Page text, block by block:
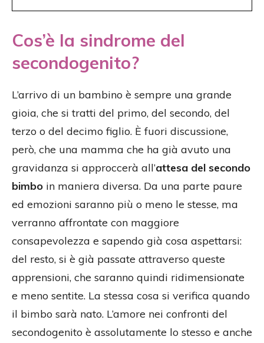
Cos’è la sindrome del
secondogenito?
L’arrivo di un bambino è sempre una grande
gioia, che si tratti del primo, del secondo, del
terzo o del decimo figlio. È fuori discussione,
però, che una mamma che ha già avuto una
gravidanza si approccerà all’attesa del secondo
bimbo in maniera diversa. Da una parte paure
ed emozioni saranno più o meno le stesse, ma
verranno affrontate con maggiore
consapevolezza e sapendo già cosa aspettarsi:
del resto, si è già passate attraverso queste
apprensioni, che saranno quindi ridimensionate
e meno sentite. La stessa cosa si verifica quando
il bimbo sarà nato. L’amore nei confronti del
secondogenito è assolutamente lo stesso e anche